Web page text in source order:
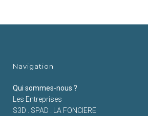
Navigation
Qui sommes-nous ?
Les Entreprises
S3D . SPAD . LA FONCIERE